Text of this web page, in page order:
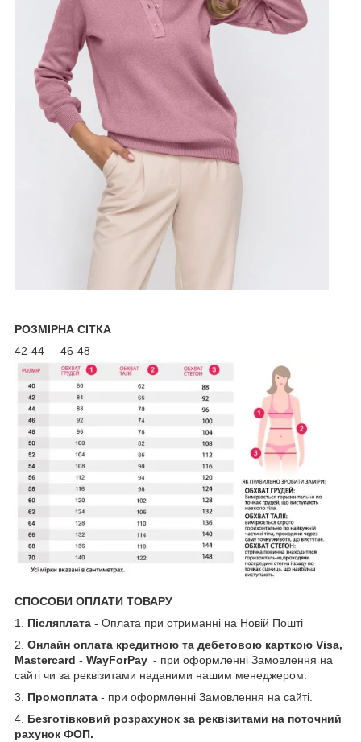
РОЗМІРНА СІТКА
42-44 46-48
СПОСОБИ ОПЛАТИ ТОВАРУ
1. Післяплата - Оплата при отриманні на Новій Пошті
2. Онлайн оплата кредитною та дебетовою карткою Visa,
Mastercard - WayForPay - при оформленні Замовлення на
сайті чи за реквізитами наданими нашим менеджером.
3. Промоплата - при оформленні Замовлення на сайті.
4. Безготівковий розрахунок за реквізитами на поточний
рахунок ФОП.